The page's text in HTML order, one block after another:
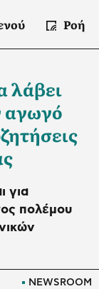
Ροή
NEWSROOM
λάβει
αγωγό
για
πολέμου